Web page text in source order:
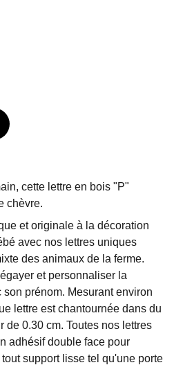
cette lettre en bois "P"
chèvre.
et originale à la décoration
avec nos lettres uniques
des animaux de la ferme.
et personnaliser la
prénom. Mesurant environ
lettre est chantournée dans du
de 0.30 cm. Toutes nos lettres
adhésif double face pour
support lisse tel qu'une porte